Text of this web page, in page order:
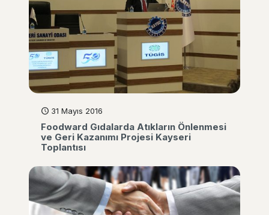
31 Mayıs 2016
Foodward Gıdalarda Atıkların Önlenmesi
ve Geri Kazanımı Projesi Kayseri
Toplantısı